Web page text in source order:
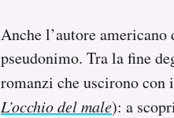
Anche l’autore
pseudonimo. Tra la fine
romanzi che uscirono
L’occhio del male): a